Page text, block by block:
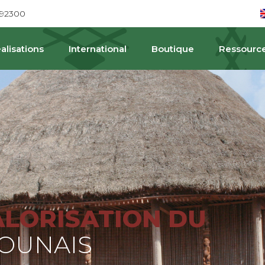
International Boutique
DU